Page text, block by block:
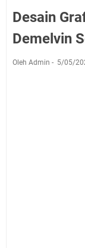
Desain
Demelvin
Oleh Admin 5/05/